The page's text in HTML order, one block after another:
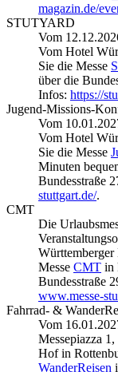
magazin.de/
STUTYARD
Vom
Vom Hotel
Sie die Messe
über die
Infos: https://
Jugend-Missions-
Vom
Vom Hotel
Sie die Messe
Minuten
Bundesstraße
stuttgart.de/.
CMT
Die
Württemberger
Messe CMT in
Bundesstraße
www.messe-
Fahrrad- &
Vom
Messepiazza
Hof in
WanderReisen